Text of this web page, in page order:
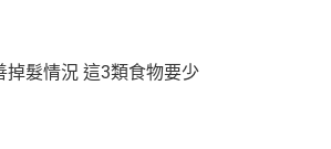
掉髮情況 這3類食物要少